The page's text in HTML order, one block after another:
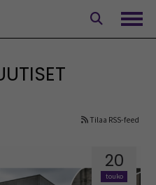
Tilaa RSS-feed
20
touko